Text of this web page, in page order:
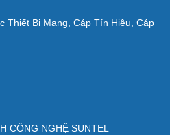
CÔNG NGHỆ SUNTEL